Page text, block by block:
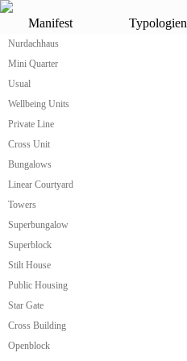
Manifest Typologien
Nurdachhaus
Mini Quarter
Usual
Wellbeing Units
Private Line
Cross Unit
Bungalows
Linear Courtyard
Towers
Superbungalow
Superblock
Stilt House
Public Housing
Star Gate
Cross Building
Openblock
Kinderzimmer
SERVICE
Günstiges Fertighaus
Minimalwohnung
Minimalhaus
Hersteller Tinyhaus
Hersteller Tinyhouse
Tinyhouse
One Cabin For Different Uses
A Cabin One Has To Fall In Love With
Wohnkabine
Lifestyle Tinyhouse
Transportables Tinyhaus
Mehrgenerationenwohnen-Tinyhaus
Altersgerechtes Wohnen
Ressourcen schonendes Haus und Wohnen